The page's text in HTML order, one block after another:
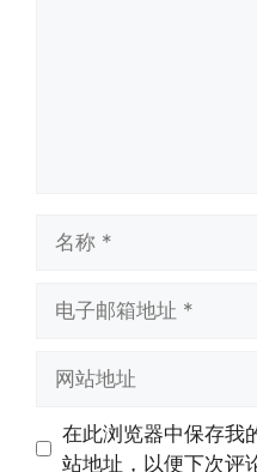
址
址
在此浏览器中保存我
站地址，以便下次评